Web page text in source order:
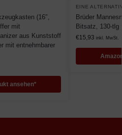
(16″,
mit
aus Kunststoff
mit entnehmbarer
ansehen*
EINE
Brüder
Bitsatz, 130-tlg
€15,93 inkl. MwSt.